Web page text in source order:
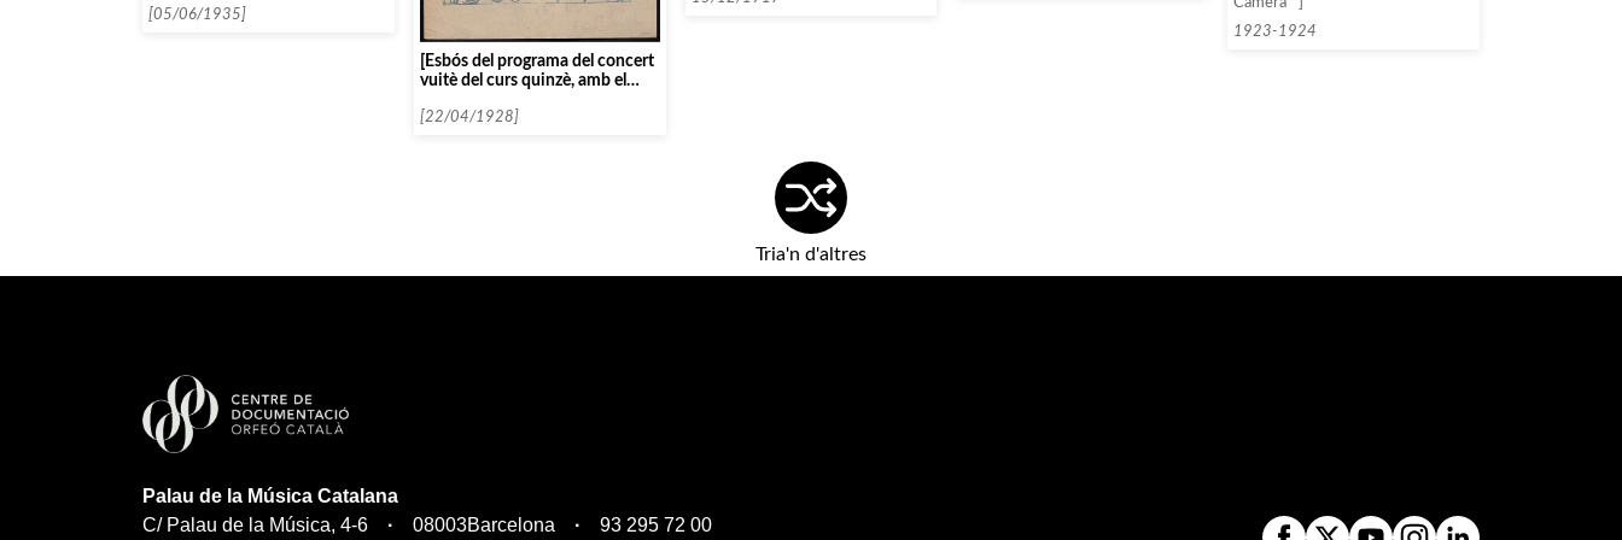
[05/06/1935]
[Esbós del programa del concert
vuitè del curs quinzè, amb el
[22/04/1928]
1923-1924
Tria'n d'altres
Palau de la Música Catalana
C/ Palau de la Música, 4-6
08003Barcelona 93 295 72 00